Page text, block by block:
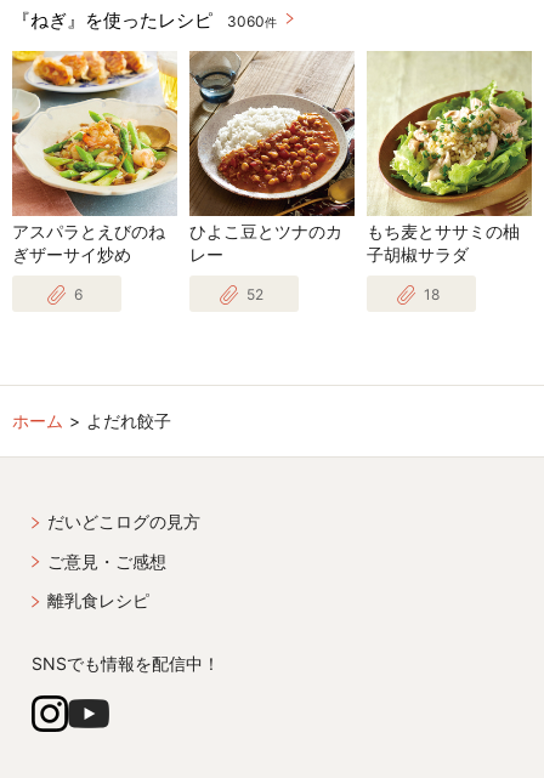
『ねぎ』を使ったレシピ 3060件
アスパラとえびのね
ぎザーサイ炒め
6
ひよこ豆とツナのカ
レー
52
もち麦とササミの柚
子胡椒サラダ
18
ホーム よだれ餃子
だいどこログの見方
ご意見・ご感想
離乳食レシピ
SNSでも情報を配信中！